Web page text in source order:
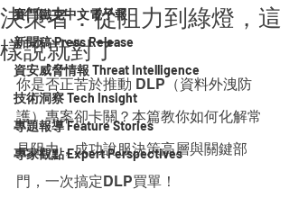
賽門鐵克中文電子報
新聞稿 Press Release
資安威脅情報 Threat Intelligence
技術洞察 Tech Insight
專題報導 Feature Stories
專家觀點 Expert Perspectives
決策者：從阻力到綠燈，這
樣說就對了
你是否正苦於推動 DLP（資料外洩防
護）專案卻卡關？本篇教你如何化解常
見阻力，成功說服決策高層與關鍵部
門，一次搞定DLP買單！